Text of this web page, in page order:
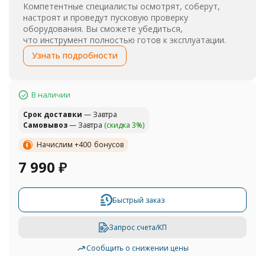
Компетентные специалисты осмотрят, соберут,
настроят и проведут пусковую проверку
оборудования. Вы сможете убедиться,
что инструмент полностью готов к эксплуатации.
Узнать подробности
В наличии
Cрок доставки — Завтра
Самовывоз— Завтра (скидка 3%)
Начислим +400 бонусов
7 990 ₽
Быстрый заказ
Запрос счета/КП
Сообщить о снижении цены